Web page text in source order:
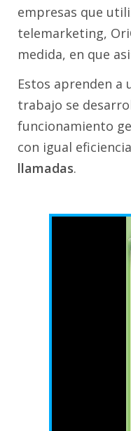
empresas que
telemarketing,
medida, en que
Estos aprenden
trabajo se
funcionamiento
con igual
llamadas.